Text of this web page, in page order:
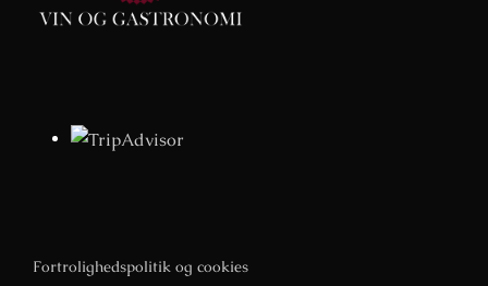
Fortrolighedspolitik og cookies